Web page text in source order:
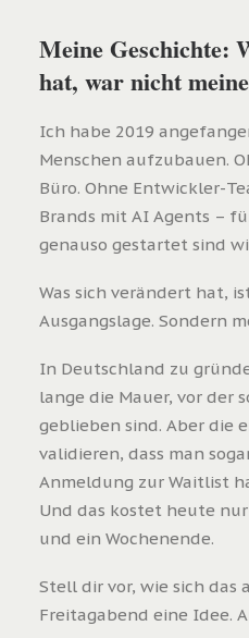
Meine Geschichte:
hat, war nicht
Ich habe 2019
Menschen aufzubauen.
Büro. Ohne Entwickler-
Brands mit AI Agents –
genauso gestartet sind
Was sich verändert hat,
Ausgangslage. Sondern
In Deutschland zu
lange die Mauer, vor der
geblieben sind. Aber die
validieren, dass man
Anmeldung zur Waitlist
Und das kostet heute
und ein Wochenende.
Stell dir vor, wie sich das
Freitagabend eine Idee.